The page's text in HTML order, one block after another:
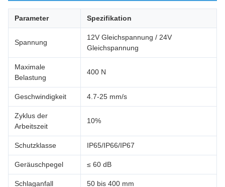
Parameter Spezifikation
Spannung
12V Gleichspannung / 24V
Gleichspannung
Maximale
Belastung
400 N
Geschwindigkeit 4.7-25 mm/s
Zyklus der
Arbeitszeit
10%
Schutzklasse IP65/IP66/IP67
Geräuschpegel ≤ 60 dB
Schlaganfall 50 bis 400 mm